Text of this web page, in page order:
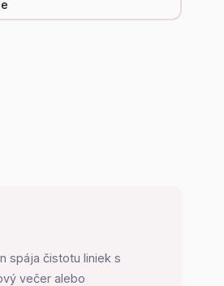
spája čistotu liniek s
večer alebo